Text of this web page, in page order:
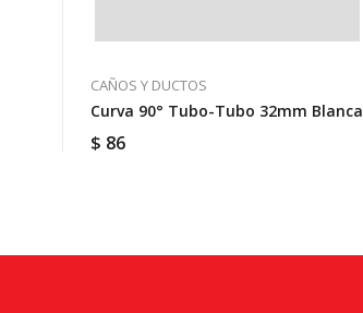
CAÑOS Y DUCTOS
Curva 90° Tubo-Tubo 32mm Blanca
$ 86